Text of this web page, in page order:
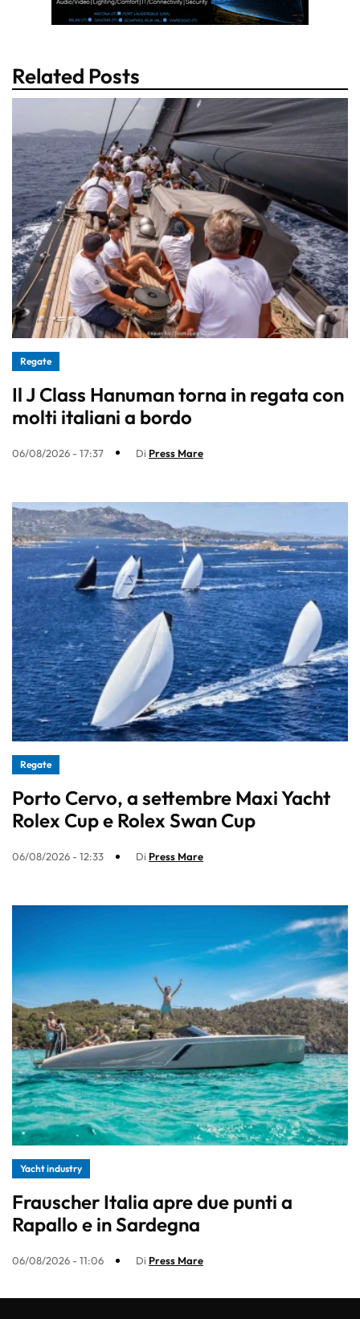
Related Posts
Regate
Il J Class Hanuman torna in regata con
molti italiani a bordo
06/08/2026 - 17:37 Di Press Mare
Regate
Porto Cervo, a settembre Maxi Yacht
Rolex Cup e Rolex Swan Cup
06/08/2026 - 12:33 Di Press Mare
Yacht industry
Frauscher Italia apre due punti a
Rapallo e in Sardegna
06/08/2026 - 11:06 Di Press Mare